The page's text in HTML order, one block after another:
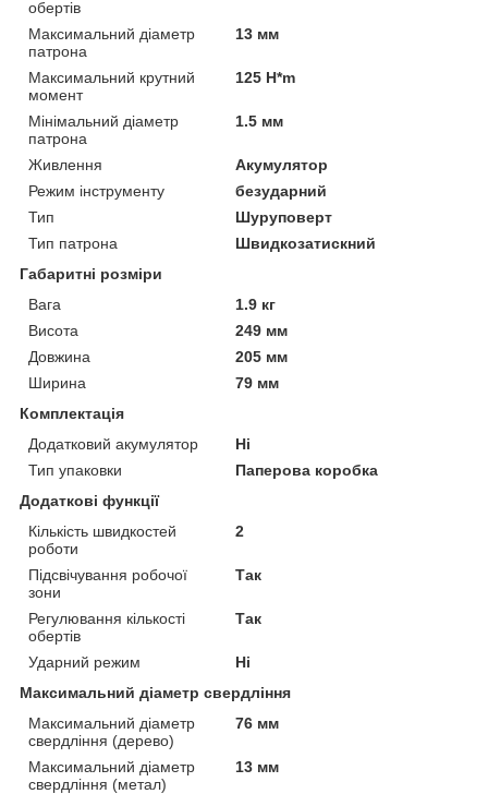
обертів
Максимальний діаметр
патрона
13 мм
Максимальний крутний
момент
125 H*m
Мінімальний діаметр
патрона
1.5 мм
Живлення
Акумулятор
Режим інструменту
безударний
Тип
Шуруповерт
Тип патрона
Швидкозатискний
Габаритні розміри
Вага
1.9 кг
Висота
249 мм
Довжина
205 мм
Ширина
79 мм
Комплектація
Додатковий акумулятор
Ні
Тип упаковки
Паперова коробка
Додаткові функції
Кількість швидкостей
роботи
2
Підсвічування робочої
зони
Так
Регулювання кількості
обертів
Так
Ударний режим
Ні
Максимальний діаметр свердління
Максимальний діаметр
свердління (дерево)
76 мм
Максимальний діаметр
свердління (метал)
13 мм